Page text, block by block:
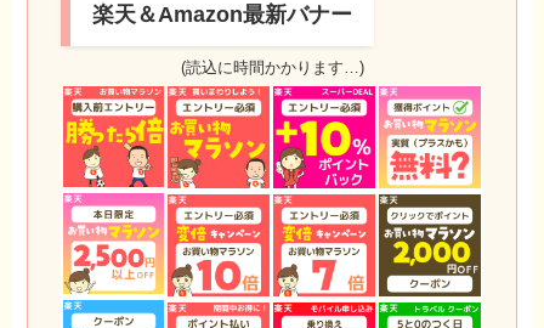
楽天＆Amazon最新バナー
(読込に時間かかります…)